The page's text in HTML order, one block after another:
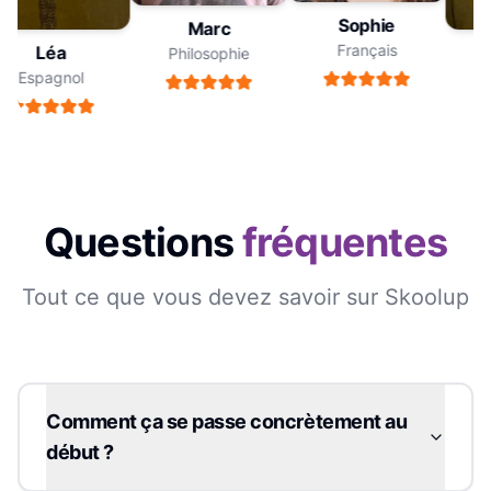
Léa
Espagnol
Marc
Philosophie
Sophie
Français
Questionsfréquentes
Tout ce que vous devez savoir sur Skoolup
Comment ça se passe concrètement au
début ?